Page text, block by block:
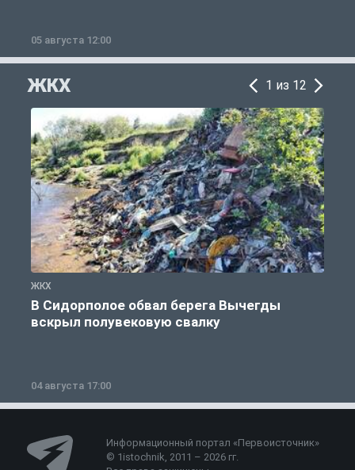
05 августа 12:00
ЖКХ 1 из 12
ЖКХ
В Сидорполое обвал берега Вычегды
вскрыл полувековую свалку
04 августа 17:00
Информационный портал «Первоисточник»
© 1istochnik, 2011 – 2026 гг.